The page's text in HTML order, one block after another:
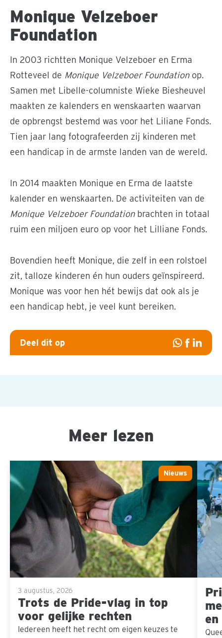
Monique Velzeboer
Foundation
In 2003 richtten Monique Velzeboer en Erma
Rotteveel de Monique Velzeboer Foundationop.
Samen met Libelle-columniste Wieke Biesheuvel
maakten ze kalenders en wenskaarten waarvan
de opbrengst bestemd was voor het Liliane Fonds.
Tien jaar lang fotografeerden zij kinderen met
een handicap in de armste landen van de wereld.
In 2014 maakten Monique en Erma de laatste
kalender en wenskaarten. De activiteiten van de
Monique Velzeboer Foundationbrachten in totaal
ruim een miljoen euro op voor het Lilliane Fonds.
Bovendien heeft Monique, die zelf in een rolstoel
zit, talloze kinderen én hun ouders geïnspireerd.
Monique was voor hen hét bewijs dat ook als je
een handicap hebt, je veel kunt bereiken.
Deel dit op
DeelDeel
Deel
Meer lezen
Sla carousel over
Nieuws
3 augustus, 2026
Trots de Pride-vlag in top
voor gelijke rechten
Iedereen heeft het recht om eigen keuzes te
de
Pride-
vlag
in
top
voor
gelijke
rechten
en
ons de